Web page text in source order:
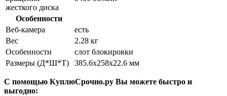
жесткого диска
Особенности
Веб-камера
есть
Вес
2.28 кг
Особенности
слот блокировки
Размеры (Д*Ш*Т)
385.6x258x22.6 мм
С помощью КуплюСрочно.ру Вы можете быстро и
выгодно: